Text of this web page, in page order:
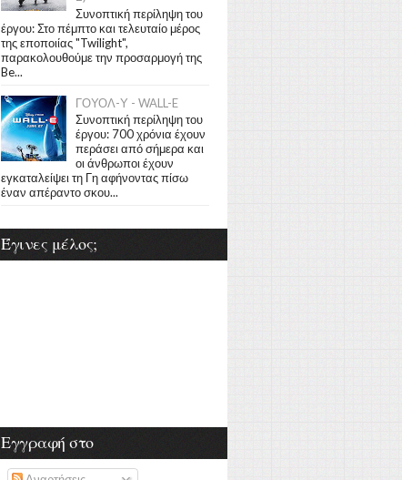
Συνοπτική περίληψη του
έργου: Στο πέμπτο και τελευταίο μέρος
της εποποιίας "Twilight",
παρακολουθούμε την προσαρμογή της
Be...
ΓΟΥΟΛ-Υ - WALL-E
Συνοπτική περίληψη του
έργου: 700 χρόνια έχουν
περάσει από σήμερα και
οι άνθρωποι έχουν
εγκαταλείψει τη Γη αφήνοντας πίσω
έναν απέραντο σκου...
Έγινες μέλος;
Εγγραφή στο